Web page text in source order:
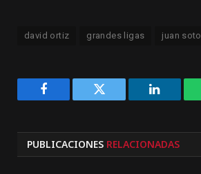
david ortiz grandes ligas juan soto
Facebook Twitter LinkedIn
PUBLICACIONES RELACIONADAS